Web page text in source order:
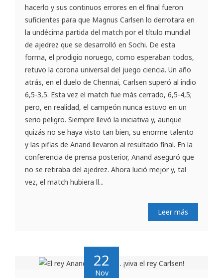
hacerlo y sus continuos errores en el final fueron
suficientes para que Magnus Carlsen lo derrotara en
la undécima partida del match por el título mundial
de ajedrez que se desarrolló en Sochi. De esta
forma, el prodigio noruego, como esperaban todos,
retuvo la corona universal del juego ciencia. Un año
atrás, en el duelo de Chennai, Carlsen superó al indio
6,5-3,5. Esta vez el match fue más cerrado, 6,5-4,5;
pero, en realidad, el campeón nunca estuvo en un
serio peligro. Siempre llevó la iniciativa y, aunque
quizás no se haya visto tan bien, su enorme talento
y las pifias de Anand llevaron al resultado final. En la
conferencia de prensa posterior, Anand aseguró que
no se retiraba del ajedrez. Ahora lució mejor y, tal
vez, el match hubiera ll...
Leer más
22
Nov